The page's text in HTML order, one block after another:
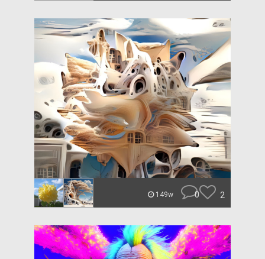
149w 0 2